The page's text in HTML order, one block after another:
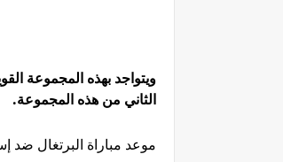
ويتواجد بهذه المجموعة
الثاني من هذه المجموعة.
موعد مباراة البرتغال ضد